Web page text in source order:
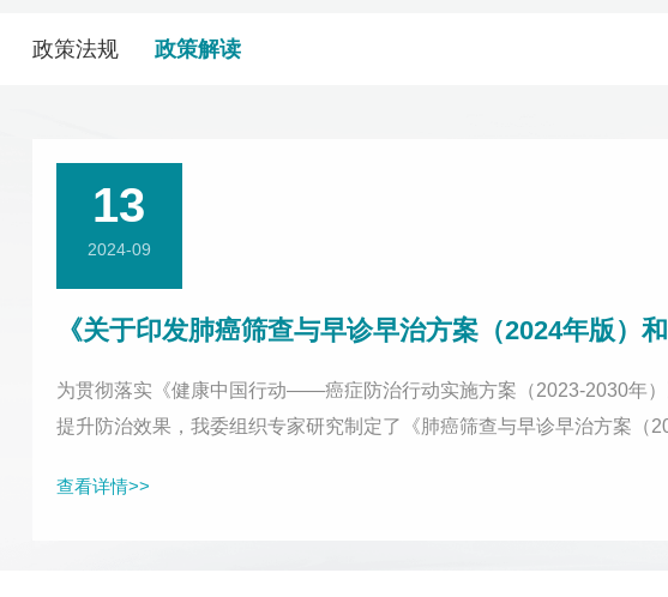
政策法规 政策解读
13
2024-09
《关于印发肺癌筛查与早诊早治方案（2024年版
为贯彻落实《健康中国行动——癌症防治行动实施方案（2023-2030年
提升防治效果，我委组织专家研究制定了《肺癌筛查与早诊早治方案
（2024年版）和结直...
查看详情>>